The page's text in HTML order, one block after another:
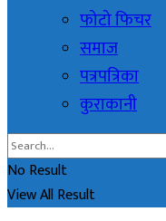
फोटो फिचर
समाज
पत्रपत्रिका
कुराकानी
No Result
View All Result